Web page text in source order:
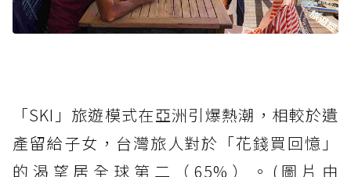
「SKI」旅遊模式在亞洲引爆熱潮，相較於遺
產留給子女，台灣旅人對於「花錢買回憶」
的渴望居全球第二（65%）。(圖片由